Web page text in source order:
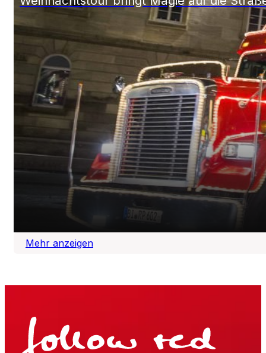
COCA-COLA
Weihnachtstour bringt Magie auf die
Mehr anzeigen